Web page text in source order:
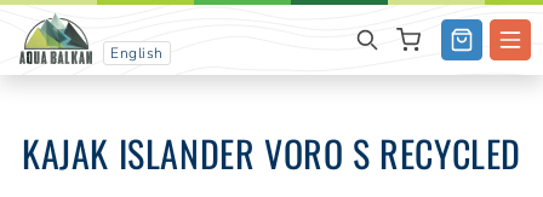
English
KAJAK ISLANDER VORO S RECYCLED